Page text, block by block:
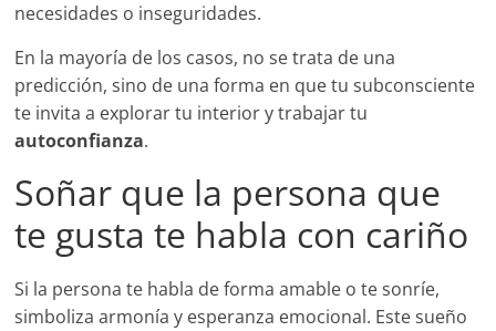
necesidades o inseguridades.
En la mayoría de los casos, no se trata de una
predicción, sino de una forma en que tu subconsciente
te invita a explorar tu interior y trabajar tu
autoconfianza.
Soñar que la persona que
te gusta te habla con cariño
Si la persona te habla de forma amable o te sonríe,
simboliza armonía y esperanza emocional. Este sueño